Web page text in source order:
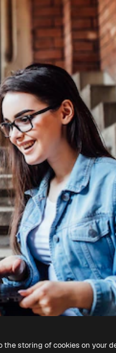
the storing of cookies on your